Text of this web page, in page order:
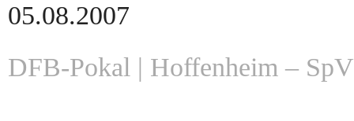
05.08.2007
DFB-Pokal | Hoffenheim –